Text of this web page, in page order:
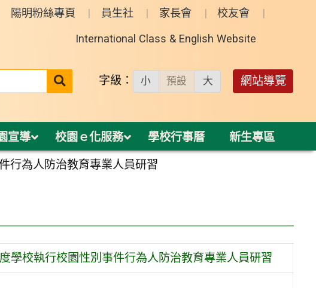
陽明粉絲專頁 員生社 家長會 校友會
International Class & English Website
送出 字級： 小 預設 大 網站導覽
宣導 校園ｅ化服務 學校行事曆 新生專區
行為人防治教育專業人員研習
學校執行校園性別事件行為人防治教育專業人員研習